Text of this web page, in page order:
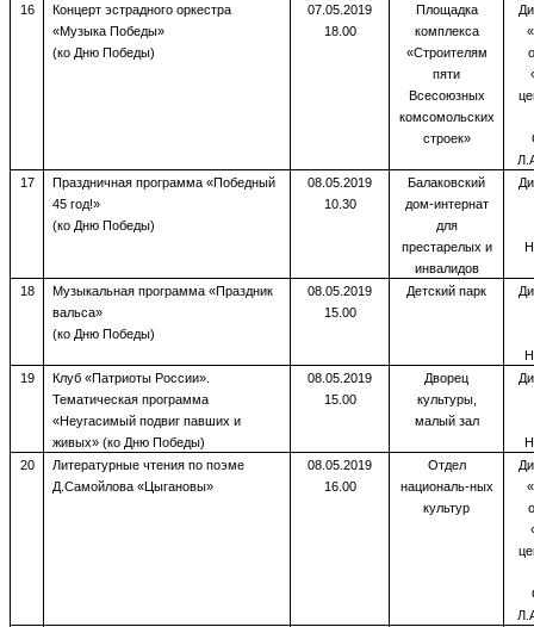
16
Концерт эстрадного оркестра
«Музыка Победы»
(ко Дню Победы)
07.05.2019
18.00
Площадка
комплекса
«Строителям
пяти
Всесоюзных
комсомольских
строек»
17
Праздничная программа «Победный
45 год!»
(ко Дню Победы)
08.05.2019
10.30
Балаковский
дом-интернат
для
престарелых и
инвалидов
18
Музыкальная программа «Праздник
вальса»
(ко Дню Победы)
08.05.2019
15.00
Детский парк
19
Клуб «Патриоты России».
Тематическая программа
«Неугасимый подвиг павших и
живых» (ко Дню Победы)
08.05.2019
15.00
Дворец
культуры,
малый зал
20
Литературные чтения по поэме
Д.Самойлова «Цыгановы»
08.05.2019
16.00
Отдел
националь-ных
культур